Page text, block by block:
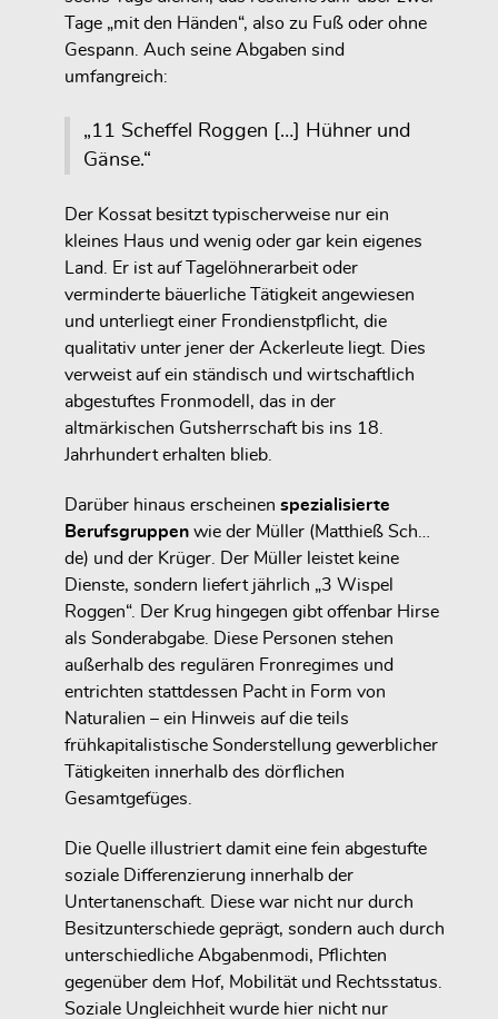
Tage „mit den Händen“, also zu Fuß oder ohne
Gespann. Auch seine Abgaben sind
umfangreich:
„11 Scheffel Roggen […] Hühner und
Gänse.“
Der Kossat besitzt typischerweise nur ein
kleines Haus und wenig oder gar kein eigenes
Land. Er ist auf Tagelöhnerarbeit oder
verminderte bäuerliche Tätigkeit angewiesen
und unterliegt einer Frondienstpflicht, die
qualitativ unter jener der Ackerleute liegt. Dies
verweist auf ein ständisch und wirtschaftlich
abgestuftes Fronmodell, das in der
altmärkischen Gutsherrschaft bis ins 18.
Jahrhundert erhalten blieb.
Darüber hinaus erscheinen spezialisierte
Berufsgruppen wie der Müller (Matthieß Sch…
de) und der Krüger. Der Müller leistet keine
Dienste, sondern liefert jährlich „3 Wispel
Roggen“. Der Krug hingegen gibt offenbar Hirse
als Sonderabgabe. Diese Personen stehen
außerhalb des regulären Fronregimes und
entrichten stattdessen Pacht in Form von
Naturalien – ein Hinweis auf die teils
frühkapitalistische Sonderstellung gewerblicher
Tätigkeiten innerhalb des dörflichen
Gesamtgefüges.
Die Quelle illustriert damit eine fein abgestufte
soziale Differenzierung innerhalb der
Untertanenschaft. Diese war nicht nur durch
Besitzunterschiede geprägt, sondern auch durch
unterschiedliche Abgabenmodi, Pflichten
gegenüber dem Hof, Mobilität und Rechtsstatus.
Soziale Ungleichheit wurde hier nicht nur